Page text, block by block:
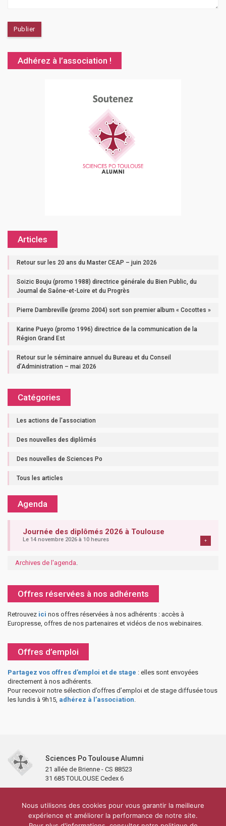
Adhérez à l’association !
Articles
Retour sur les 20 ans du Master CEAP – juin 2026
Soizic Bouju (promo 1988) directrice générale du Bien Public, du
Journal de Saône-et-Loire et du Progrès
Pierre Dambreville (promo 2004) sort son premier album « Cocottes »
Karine Pueyo (promo 1996) directrice de la communication de la
Région Grand Est
Retour sur le séminaire annuel du Bureau et du Conseil
d’Administration – mai 2026
Catégories
Les actions de l'association
Des nouvelles des diplômés
Des nouvelles de Sciences Po
Tous les articles
Agenda
Journée des diplômés 2026 à Toulouse
Le 14 novembre 2026 à 10 heures +
Archives de l'agenda
Offres réservées à nos adhérents
Retrouvez ici nos offres réservées à nos adhérents : accès à
Europresse, offres de nos partenaires et vidéos de nos webinaires.
Offres d’emploi
Partagez vos offres d’emploi et de stage : elles sont envoyées
directement à nos adhérents.
Pour recevoir notre sélection d’offres d’emploi et de stage diffusée tous
les lundis à 9h15, adhérez à l’association
Sciences Po Toulouse Alumni
21 allée de Brienne - CS 88523
31 685 TOULOUSE Cedex 6
Partenaires et soutiens
Lettre d’information
Réseaux sociaux
Sciences Po Toulouse
Nous utilisons des cookies pour vous garantir la meilleure
expérience et améliorer la performance de notre site.